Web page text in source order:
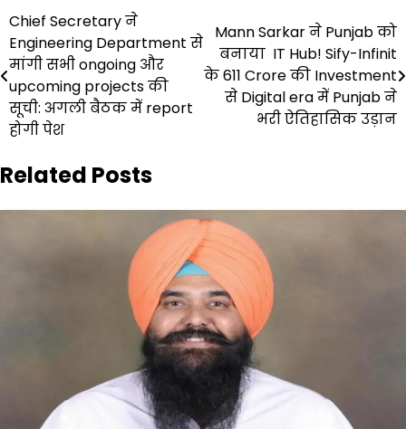
Post
navigation
Chief Secretary ने
Engineering Department से
मांगी सभी ongoing और
upcoming projects की
सूची: अगली बैठक में report
होगी पेश
Mann Sarkar ने Punjab को
बनाया IT Hub! Sify-Infinit
के ₹611 Crore की Investment
से Digital era में Punjab ने
भरी ऐतिहासिक उड़ान
Related Posts